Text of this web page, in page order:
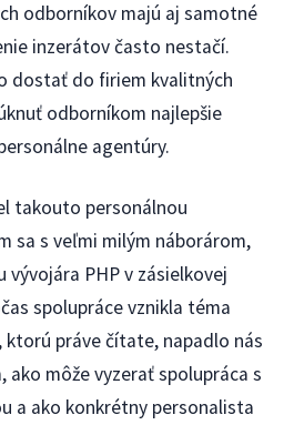
odborníkov majú aj samotné
inzerátov často nestačí.
dostať do firiem kvalitných
odborníkom najlepšie
agentúry.
takouto personálnou
sa s veľmi milým náborárom,
PHP v zásielkovej
spolupráce vznikla téma
práve čítate, napadlo nás
môže vyzerať spolupráca s
a ako konkrétny personalista